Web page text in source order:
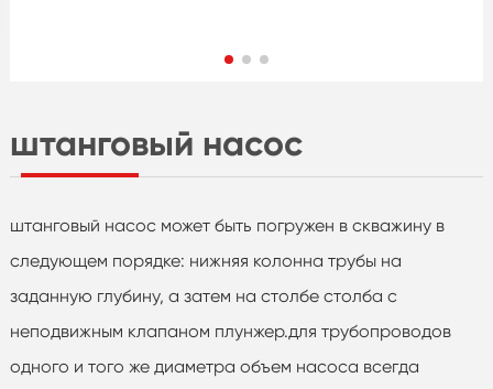
штанговый насос
штанговый насос может быть погружен в скважину в
следующем порядке: нижняя колонна трубы на
заданную глубину, а затем на столбе столба с
неподвижным клапаном плунжер.для трубопроводов
одного и того же диаметра объем насоса всегда